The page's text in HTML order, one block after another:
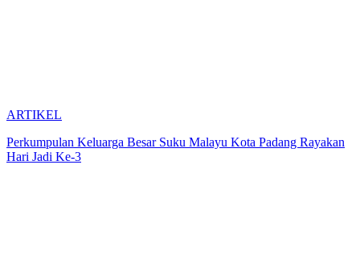
ARTIKEL
Perkumpulan Keluarga Besar Suku Malayu Kota Padang Rayakan
Hari Jadi Ke-3